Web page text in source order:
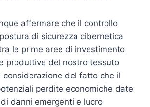
affermare che il controllo
di sicurezza cibernetica
le prime aree di investimento
produttive del nostro tessuto
considerazione del fatto che il
perdite economiche date
danni emergenti e lucro